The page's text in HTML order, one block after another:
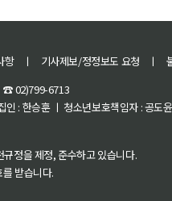
항 ㅣ 기사제보/정정보도 요청 ㅣ
☎ 02)799-6713
인 : 한승훈 ㅣ 청소년보호책임자 : 공도윤
규정을 제정, 준수하고 있습니다.
받습니다.